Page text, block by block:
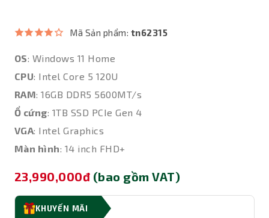
Mã Sản phẩm: tn62315
OS: Windows 11 Home
CPU: Intel Core 5 120U
RAM: 16GB DDR5 5600MT/s
Ổ cứng: 1TB SSD PCIe Gen 4
VGA: Intel Graphics
Màn hình: 14 inch FHD+
23,990,000đ (bao gồm VAT)
KHUYẾN MÃI